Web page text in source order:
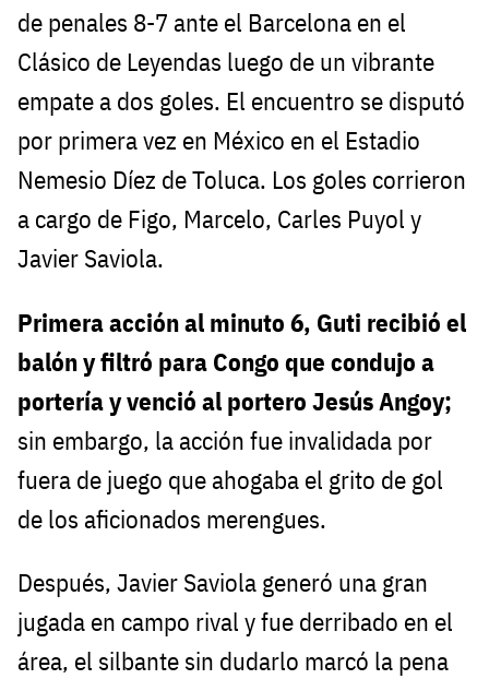
de penales 8-7 ante el Barcelona en el
Clásico de Leyendas luego de un vibrante
empate a dos goles. El encuentro se disputó
por primera vez en México en el Estadio
Nemesio Díez de Toluca. Los goles corrieron
a cargo de Figo, Marcelo, Carles Puyol y
Javier Saviola.
Primera acción al minuto 6, Guti recibió el
balón y filtró para Congo que condujo a
portería y venció al portero Jesús Angoy;
sin embargo, la acción fue invalidada por
fuera de juego que ahogaba el grito de gol
de los aficionados merengues.
Después, Javier Saviola generó una gran
jugada en campo rival y fue derribado en el
área, el silbante sin dudarlo marcó la pena